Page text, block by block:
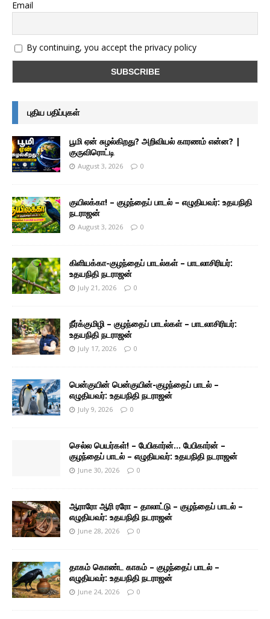
Email
By continuing, you accept the privacy policy
புதிய பதிப்புகள்
பூமி ஏன் சுழல்கிறது? அறிவியல் காரணம் என்ன? |
குருவிரொட்டி
August 3, 2026 0
குயிலக்கா! – குழந்தைப் பாடல் – எழுதியவர்: உதயநிதி
நடராஜன்
August 3, 2026 0
கிளியக்கா-குழந்தைப் பாடல்கள் – பாடலாசிரியர்:
உதயநிதி நடராஜன்
July 21, 2026 0
நீர்க்குமிழி – குழந்தைப் பாடல்கள் – பாடலாசிரியர்:
உதயநிதி நடராஜன்
July 17, 2026 0
பென்குயின் பென்குயின்-குழந்தைப் பாடல் –
எழுதியவர்: உதயநிதி நடராஜன்
July 9, 2026 0
செல்ல பெயர்கள்! – பேபிகார்ன்… பேபிகார்ன் –
குழந்தைப் பாடல் – எழுதியவர்: உதயநிதி நடராஜன்
June 30, 2026 0
ஆராரோ ஆரி ரரோ – தாலாட்டு – குழந்தைப் பாடல் –
எழுதியவர்: உதயநிதி நடராஜன்
June 28, 2026 0
தாகம் கொண்ட காகம் – குழந்தைப் பாடல் –
எழுதியவர்: உதயநிதி நடராஜன்
June 24, 2026 0